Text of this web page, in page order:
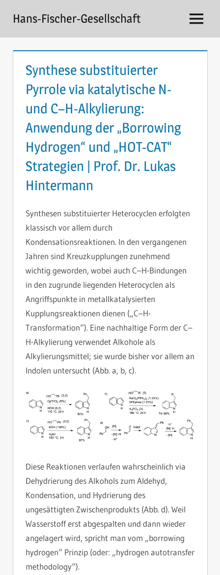
Inhalt
springen
Hans-Fischer-Gesellschaft Menü
Synthese substituierter
Pyrrole via katalytische N-
und C­–H-Alkylierung:
Anwendung der „Borrowing
Hydrogen“ und „HOT-CAT“
Strategien | Prof. Dr. Lukas
Hintermann
Synthesen substituierter Heterocyclen erfolgten
klassisch vor allem durch
Kondensationsreaktionen. In den vergangenen
Jahren sind Kreuzkupplungen zunehmend
wichtig geworden, wobei auch C–H-Bindungen
in den zugrunde liegenden Heterocyclen als
Angriffspunkte in metallkatalysierten
Kupplungsreaktionen dienen („C–H-
Transformation“). Eine nachhaltige Form der C–
H-Alkylierung verwendet Alkohole als
Alkylierungsmittel; sie wurde bisher vor allem an
Indolen untersucht (Abb. a, b, c).
Diese Reaktionen verlaufen wahrscheinlich via
Dehydrierung des Alkohols zum Aldehyd,
Kondensation, und Hydrierung des
ungesättigten Zwischenprodukts (Abb. d). Weil
Wasserstoff erst abgespalten und dann wieder
angelagert wird, spricht man vom „borrowing
hydrogen“ Prinzip (oder: „hydrogen autotransfer
methodology“).